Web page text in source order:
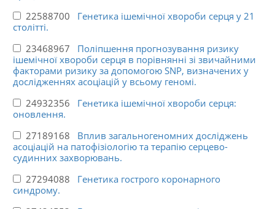
22588700 Генетика ішемічної хвороби серця у 21
столітті.
23468967 Поліпшення прогнозування ризику
ішемічної хвороби серця в порівнянні зі звичайними
факторами ризику за допомогою SNP, визначених у
дослідженнях асоціацій у всьому геномі.
24932356 Генетика ішемічної хвороби серця:
оновлення.
27189168 Вплив загальногеномних досліджень
асоціацій на патофізіологію та терапію серцево-
судинних захворювань.
27294088 Генетика гострого коронарного
синдрому.